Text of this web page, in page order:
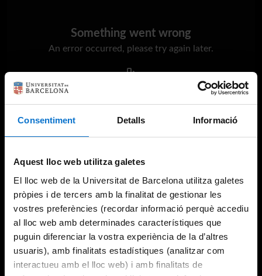
Consentiment Detalls Informació
Aquest lloc web utilitza galetes
El lloc web de la Universitat de Barcelona utilitza galetes
pròpies i de tercers amb la finalitat de gestionar les
vostres preferències (recordar informació perquè accediu
al lloc web amb determinades característiques que
puguin diferenciar la vostra experiència de la d’altres
usuaris), amb finalitats estadístiques (analitzar com
interactueu amb el lloc web) i amb finalitats de
Something went wrong
An error occurred, please try again later.